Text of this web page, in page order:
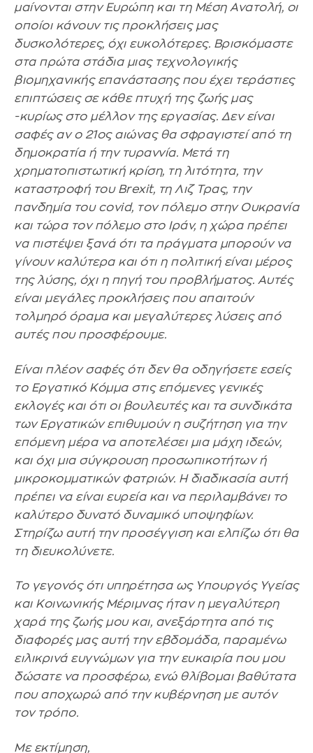
μαίνονται στην Ευρώπη και τη Μέση Ανατολή, οι
οποίοι κάνουν τις προκλήσεις μας
δυσκολότερες, όχι ευκολότερες. Βρισκόμαστε
στα πρώτα στάδια μιας τεχνολογικής
βιομηχανικής επανάστασης που έχει τεράστιες
επιπτώσεις σε κάθε πτυχή της ζωής μας
-κυρίως στο μέλλον της εργασίας. Δεν είναι
σαφές αν ο 21ος αιώνας θα σφραγιστεί από τη
δημοκρατία ή την τυραννία. Μετά τη
χρηματοπιστωτική κρίση, τη λιτότητα, την
καταστροφή του Brexit, τη Λιζ Τρας, την
πανδημία του covid, τον πόλεμο στην Ουκρανία
και τώρα τον πόλεμο στο Ιράν, η χώρα πρέπει
να πιστέψει ξανά ότι τα πράγματα μπορούν να
γίνουν καλύτερα και ότι η πολιτική είναι μέρος
της λύσης, όχι η πηγή του προβλήματος. Αυτές
είναι μεγάλες προκλήσεις που απαιτούν
τολμηρό όραμα και μεγαλύτερες λύσεις από
αυτές που προσφέρουμε.
Είναι πλέον σαφές ότι δεν θα οδηγήσετε εσείς
το Εργατικό Κόμμα στις επόμενες γενικές
εκλογές και ότι οι βουλευτές και τα συνδικάτα
των Εργατικών επιθυμούν η συζήτηση για την
επόμενη μέρα να αποτελέσει μια μάχη ιδεών,
και όχι μια σύγκρουση προσωπικοτήτων ή
μικροκομματικών φατριών. Η διαδικασία αυτή
πρέπει να είναι ευρεία και να περιλαμβάνει το
καλύτερο δυνατό δυναμικό υποψηφίων.
Στηρίζω αυτή την προσέγγιση και ελπίζω ότι θα
τη διευκολύνετε.
Το γεγονός ότι υπηρέτησα ως Υπουργός Υγείας
και Κοινωνικής Μέριμνας ήταν η μεγαλύτερη
χαρά της ζωής μου και, ανεξάρτητα από τις
διαφορές μας αυτή την εβδομάδα, παραμένω
ειλικρινά ευγνώμων για την ευκαιρία που μου
δώσατε να προσφέρω, ενώ θλίβομαι βαθύτατα
που αποχωρώ από την κυβέρνηση με αυτόν
τον τρόπο.
Με εκτίμηση,